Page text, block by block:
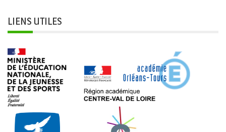
LIENS UTILES